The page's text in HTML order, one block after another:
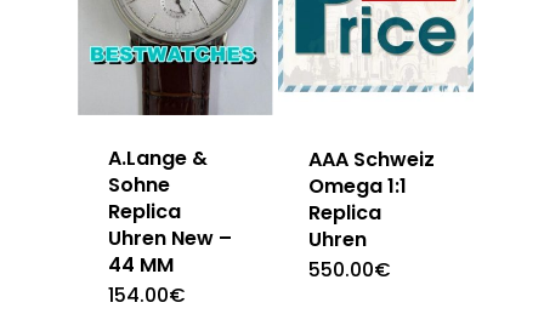
A.Lange &
Sohne
Replica
Uhren New –
44 MM
154.00€
AAA Schweiz
Omega 1:1
Replica
Uhren
550.00€